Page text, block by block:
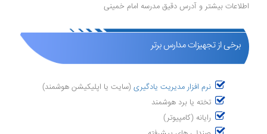
اطلاعات بیشتر و آدرس دقیق مدرسه امام خمینی
برخی از تجهیزات مدارس برتر
نرم افزار مدیریت یادگیری (سایت یا اپلیکیشن هوشمند)
تخته یا برد هوشمند
رایانه (کامپیوتر)